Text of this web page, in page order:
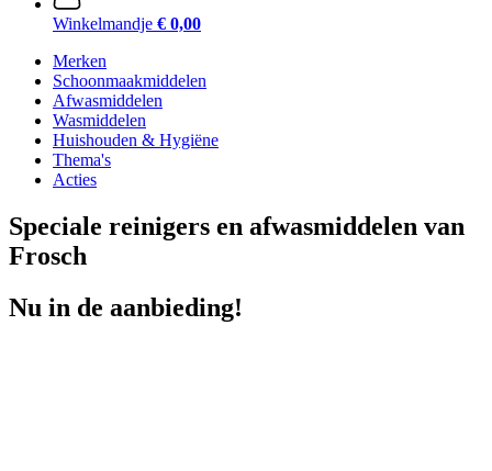
Winkelmandje € 0,00
Merken
Schoonmaakmiddelen
Afwasmiddelen
Wasmiddelen
Huishouden & Hygiëne
Thema's
Acties
Speciale reinigers en afwasmiddelen van
Frosch
Nu in de aanbieding!